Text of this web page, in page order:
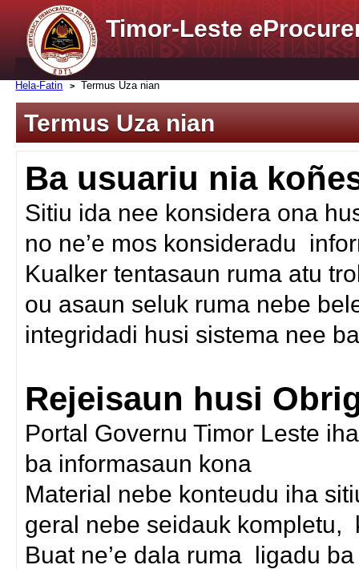
Timor-Lestee
Hela-Fatin Termus Uza nian
Termus Uza nian
Ba usuariu nia
Sitiu ida nee konsidera ona
no ne’e mos konsideradu
Kualker tentasaun ruma atu
ou asaun seluk ruma nebe
integridadi husi sistema nee
Rejeisaun husi
Portal Governu Timor Leste
ba informasaun kona
Material nebe konteudu iha
geral nebe seidauk kompletu,
Buat ne’e dala ruma ligadu